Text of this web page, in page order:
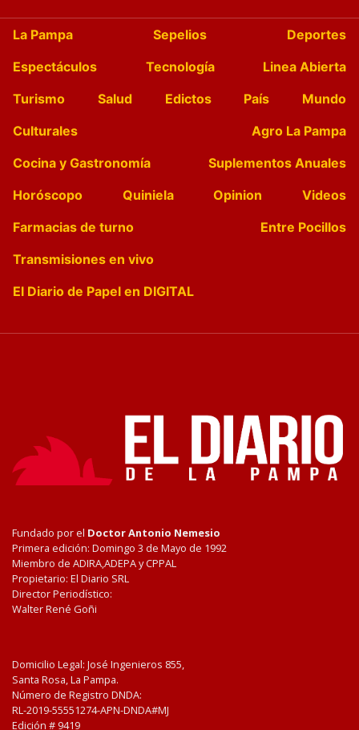
La Pampa Sepelios
Deportes
Espectáculos
Tecnología
Linea Abierta
Turismo
Salud Edictos País
Mundo
Culturales
Agro La Pampa
Cocina y Gastronomía
Suplementos Anuales
Horóscopo
Quiniela Opinion
Videos
Farmacias de turno
Entre Pocillos
Transmisiones en vivo
El Diario de Papel en DIGITAL
Fundado por el Doctor Antonio Nemesio
Primera edición: Domingo 3 de Mayo de 1992
Miembro de ADIRA,ADEPA y CPPAL
Propietario: El Diario SRL
Director Periodístico:
Walter René Goñi
Domicilio Legal: José Ingenieros 855,
Santa Rosa, La Pampa.
Número de Registro DNDA:
RL-2019-55551274-APN-DNDA#MJ
Edición # 9419